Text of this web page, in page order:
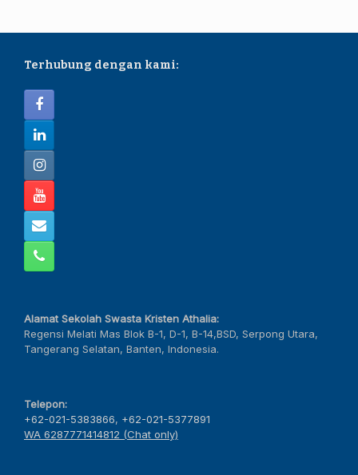
Terhubung dengan kami:
Alamat Sekolah Swasta Kristen Athalia:
Regensi Melati Mas Blok B-1, D-1, B-14,BSD, Serpong Utara,
Tangerang Selatan, Banten, Indonesia.
Telepon:
+62-021-5383866, +62-021-5377891
WA 6287771414812 (Chat only)